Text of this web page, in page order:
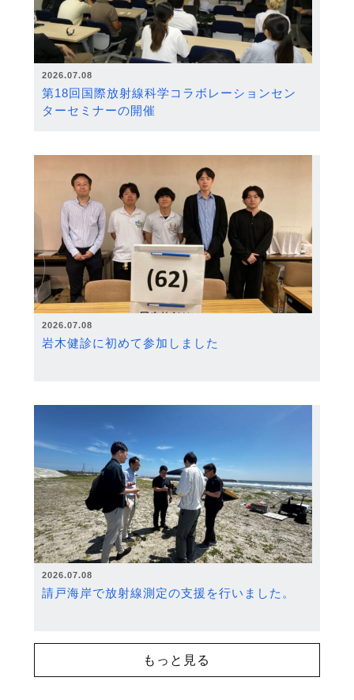
2026.07.08
第18回国際放射線科学コラボレーションセン
ターセミナーの開催
2026.07.08
岩木健診に初めて参加しました
2026.07.08
請戸海岸で放射線測定の支援を行いました。
もっと見る